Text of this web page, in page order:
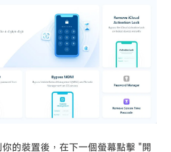
的裝置後，在下一個螢幕點擊 "開